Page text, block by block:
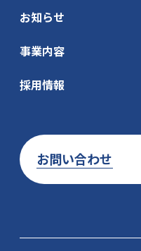
お知らせ
事業内容
採用情報
お問い合わせ